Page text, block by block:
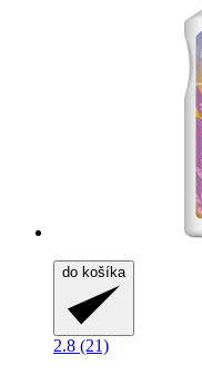
do košíka
2.8 (21)